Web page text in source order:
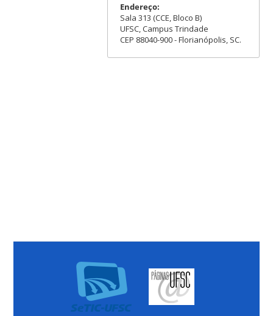
Endereço:
Sala 313 (CCE, Bloco B)
UFSC, Campus Trindade
CEP 88040-900 - Florianópolis, SC.